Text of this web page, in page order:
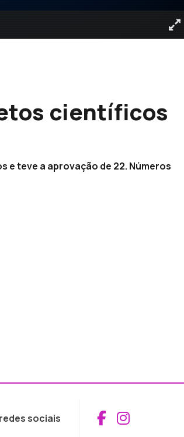
científicos
e teve a aprovação de 22. Números
sociais Aceder
Aceder